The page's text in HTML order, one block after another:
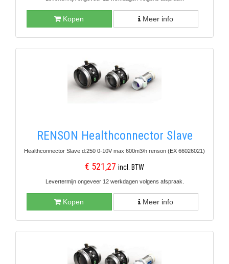
Kopen Meer info
RENSON Healthconnector Slave
Healthconnector Slave d:250 0-10V max 600m3/h renson (EX 66026021)
€ 521,27 incl. BTW
Levertermijn ongeveer 12 werkdagen volgens afspraak.
Kopen Meer info